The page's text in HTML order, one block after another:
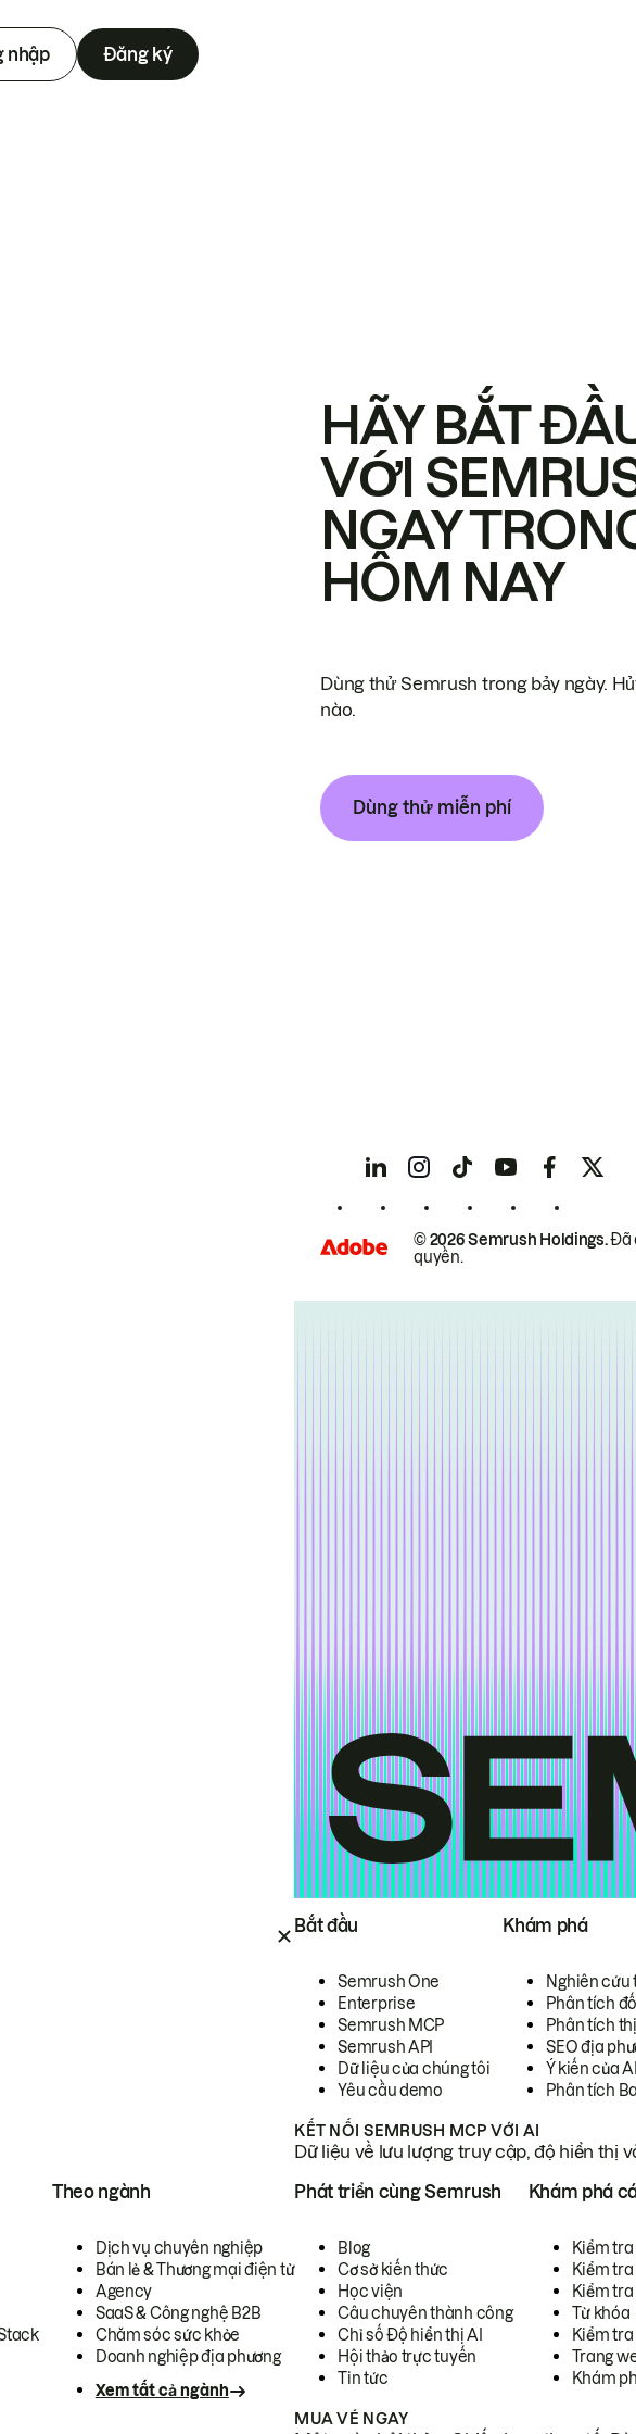
nhập Đăng ký
Bắt đầu
Semrush One
Enterprise
Semrush MCP
Semrush API
Dữ liệu của chúng tôi
Yêu cầu demo
Khám phá
Nghiên cứu
Phân tích
Phân tích
SEO địa
Ý kiến của
Phân tích
KẾT NỐI SEMRUSH MCP VỚI AI
Dữ liệu về lưu lượng truy cập, độ hiển thị
Theo ngành
Dịch vụ chuyên nghiệp
Bán lẻ & Thương mại điện tử
Agency
SaaS & Công nghệ B2B
Chăm sóc sức khỏe
Doanh nghiệp địa phương
Xem tất cả ngành
Phát triển cùng Semrush
Blog
Cơ sở kiến thức
Học viện
Câu chuyên thành công
Chỉ số Độ hiển thị AI
Hội thảo trực tuyến
Tin tức
Khám phá
Kiểm
Kiểm tra
Kiểm
Từ khóa
Kiểm
Trang
Khám
MUA VÉ NGAY
HÃY BẮT
VỚI
NGAY
HÔM NAY
Dùng thử Semrush trong bảy ngày.
nào.
Dùng thử miễn phí
© 2026 Semrush Holdings.Đã
quyền.